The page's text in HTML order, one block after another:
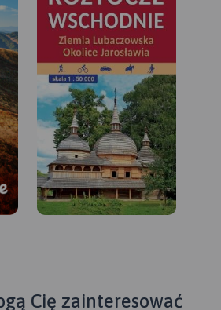
Cię zainteresować